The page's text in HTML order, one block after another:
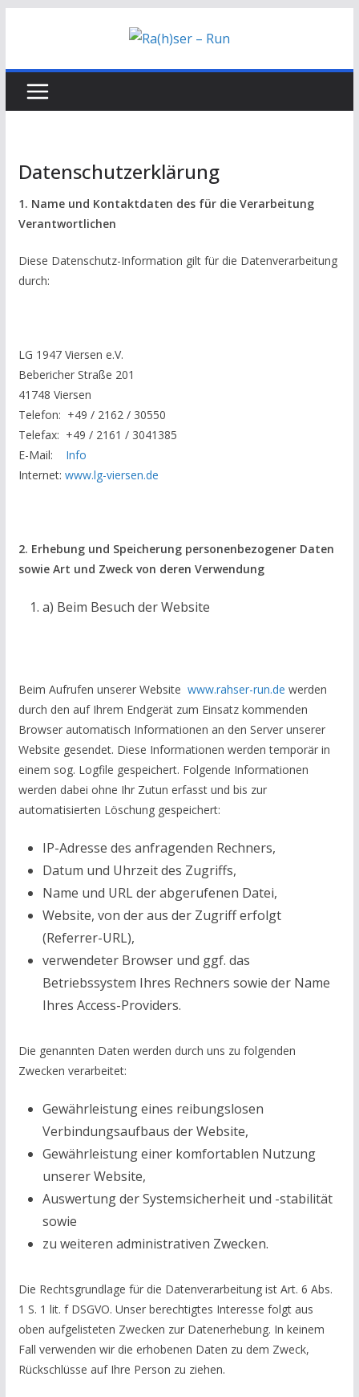
Datenschutzerklärung
1. Name und Kontaktdaten des für die Verarbeitung
Verantwortlichen
Diese Datenschutz-Information gilt für die Datenverarbeitung
durch:
LG 1947 Viersen e.V.
Bebericher Straße 201
41748 Viersen
Telefon: +49 / 2162 / 30550
Telefax: +49 / 2161 / 3041385
E-Mail: Info
Internet: www.lg-viersen.de
2. Erhebung und Speicherung personenbezogener Daten
sowie Art und Zweck von deren Verwendung
a) Beim Besuch der Website
Beim Aufrufen unserer Website www.rahser-run.de werden
durch den auf Ihrem Endgerät zum Einsatz kommenden
Browser automatisch Informationen an den Server unserer
Website gesendet. Diese Informationen werden temporär in
einem sog. Logfile gespeichert. Folgende Informationen
werden dabei ohne Ihr Zutun erfasst und bis zur
automatisierten Löschung gespeichert:
IP-Adresse des anfragenden Rechners,
Datum und Uhrzeit des Zugriffs,
Name und URL der abgerufenen Datei,
Website, von der aus der Zugriff erfolgt
(Referrer-URL),
verwendeter Browser und ggf. das
Betriebssystem Ihres Rechners sowie der Name
Ihres Access-Providers.
Die genannten Daten werden durch uns zu folgenden
Zwecken verarbeitet:
Gewährleistung eines reibungslosen
Verbindungsaufbaus der Website,
Gewährleistung einer komfortablen Nutzung
unserer Website,
Auswertung der Systemsicherheit und -stabilität
sowie
zu weiteren administrativen Zwecken.
Die Rechtsgrundlage für die Datenverarbeitung ist Art. 6 Abs.
1 S. 1 lit. f DSGVO. Unser berechtigtes Interesse folgt aus
oben aufgelisteten Zwecken zur Datenerhebung. In keinem
Fall verwenden wir die erhobenen Daten zu dem Zweck,
Rückschlüsse auf Ihre Person zu ziehen.